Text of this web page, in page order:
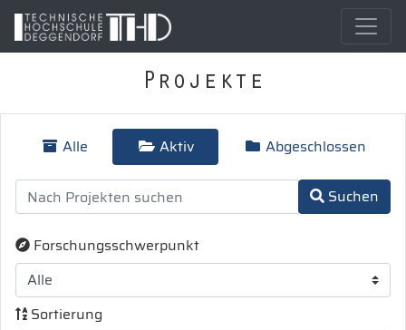
Projekte
Alle Aktiv Abgeschlossen
Suchen
Forschungsschwerpunkt
Sortierung